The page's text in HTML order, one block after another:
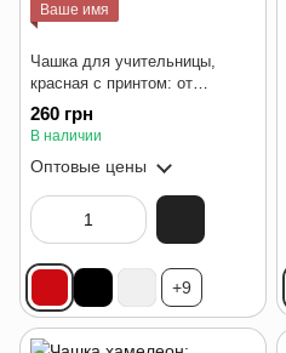
Ваше имя
Чашка для учительницы,
красная с принтом: от
учиников
260 грн
В наличии
Оптовые цены
+9